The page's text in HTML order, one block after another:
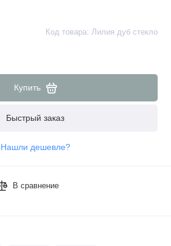
Код товара: Лилия дуб стекло
Купить
Быстрый заказ
Нашли дешевле?
В сравнение